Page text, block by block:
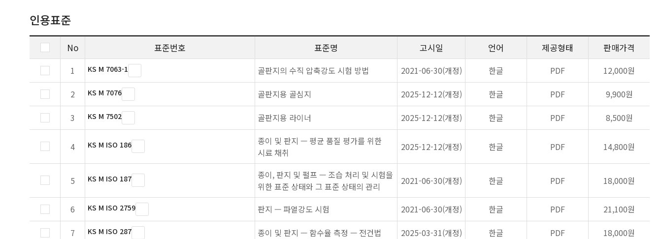
인용표준
No 표준번호 표준명 고시일 언어 제공형태 판매가격
1 KS M 7063-1 골판지의 수직 압축강도 시험 방법 2021-06-30(개정) 한글 PDF
12,000원
2
KS M 7076 골판지용 골심지 2025-12-12(개정) 한글 PDF
9,900원
3
KS M 7502 골판지용 라이너 2025-12-12(개정) 한글 PDF 8,500원
4 KS M ISO 186
종이 및 판지 — 평균 품질 평가를 위한
시료 채취
2025-12-12(개정) 한글 PDF 14,800원
5 KS M ISO 187
종이, 판지 및 펄프 — 조습 처리 및 시험을
위한 표준 상태와 그 표준 상태의 관리
2021-06-30(개정) 한글 PDF 18,000원
6 KS M ISO 2759 판지 — 파열강도 시험 2021-06-30(개정) 한글 PDF
21,100원
7
KS M ISO 287 종이 및 판지 — 함수율 측정 — 전건법 2025-03-31(개정) 한글 PDF
18,000원